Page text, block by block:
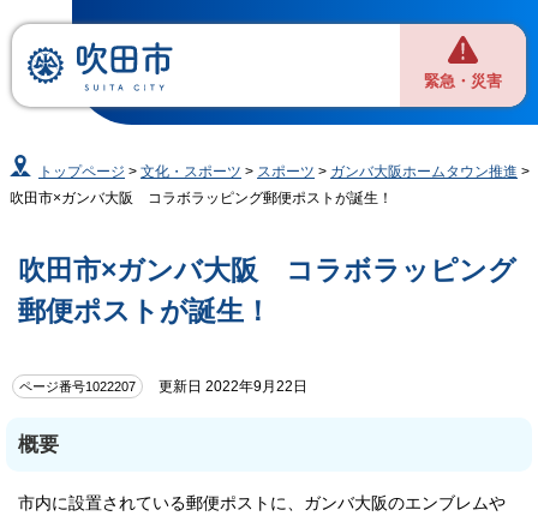
緊急・災害
トップページ >文化・スポーツ > スポーツ > ガンバ大阪ホームタウン推進 >
吹田市×ガンバ大阪 コラボラッピング郵便ポストが誕生！
吹田市×ガンバ大阪 コラボラッピング
郵便ポストが誕生！
ページ番号1022207 更新日 2022年9月22日
概要
市内に設置されている郵便ポストに、ガンバ大阪のエンブレムや